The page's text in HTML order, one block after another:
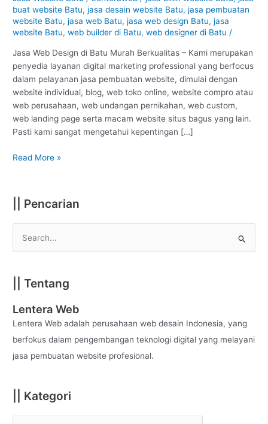
buat website Batu,jasa desain website Batu,jasa pembuatan
website Batu,jasa web Batu,jasa web design Batu,jasa
website Batu,web builder di Batu,web designer di Batu /
Jasa Web Design di Batu Murah Berkualitas – Kami merupakan
penyedia layanan digital marketing professional yang berfocus
dalam pelayanan jasa pembuatan website, dimulai dengan
website individual, blog, web toko online, website compro atau
web perusahaan, web undangan pernikahan, web custom,
web landing page serta macam website situs bagus yang lain.
Pasti kami sangat mengetahui kepentingan […]
Batu
–
Batu
Murah
Berkualitas
#1
Read More »
|| Pencarian
r
c
h
f
o
|| Tentang
Lentera Web
Lentera Web adalah perusahaan web desain Indonesia, yang
berfokus dalam pengembangan teknologi digital yang melayani
jasa pembuatan website profesional.
|| Kategori